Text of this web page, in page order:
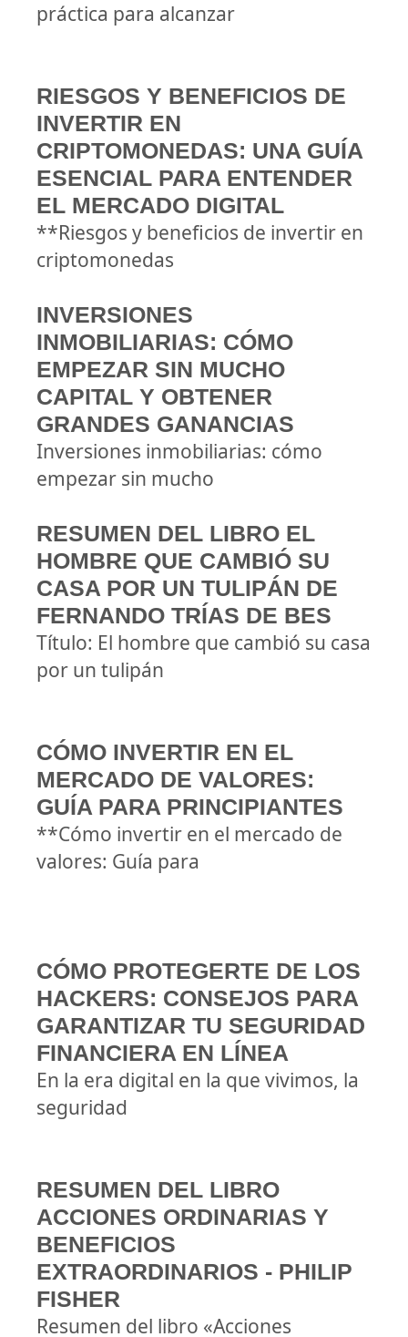
práctica para alcanzar
RIESGOS Y BENEFICIOS DE
INVERTIR EN
CRIPTOMONEDAS: UNA GUÍA
ESENCIAL PARA ENTENDER
EL MERCADO DIGITAL
**Riesgos y beneficios de invertir en
criptomonedas
INVERSIONES
INMOBILIARIAS: CÓMO
EMPEZAR SIN MUCHO
CAPITAL Y OBTENER
GRANDES GANANCIAS
Inversiones inmobiliarias: cómo
empezar sin mucho
RESUMEN DEL LIBRO EL
HOMBRE QUE CAMBIÓ SU
CASA POR UN TULIPÁN DE
FERNANDO TRÍAS DE BES
Título: El hombre que cambió su casa
por un tulipán
CÓMO INVERTIR EN EL
MERCADO DE VALORES:
GUÍA PARA PRINCIPIANTES
**Cómo invertir en el mercado de
valores: Guía para
CÓMO PROTEGERTE DE LOS
HACKERS: CONSEJOS PARA
GARANTIZAR TU SEGURIDAD
FINANCIERA EN LÍNEA
En la era digital en la que vivimos, la
seguridad
RESUMEN DEL LIBRO
ACCIONES ORDINARIAS Y
BENEFICIOS
EXTRAORDINARIOS - PHILIP
FISHER
Resumen del libro «Acciones